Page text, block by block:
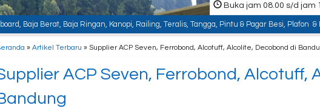
Buka jam 08.00 s/d jam
Baja Ringan, Kanopi, Railing, Teralis, Tangga, Pintu & Pagar Besi, Plafon & Partisi,
»Artikel Terbaru » Supplier ACP Seven, Ferrobond, Alcotuff, Alcolite, Decobond di
ACP Seven, Ferrobond, Alcotuff,